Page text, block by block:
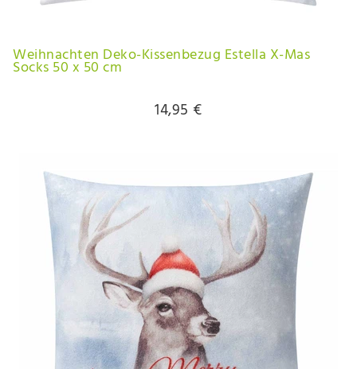
Weihnachten Deko-Kissenbezug Estella X-Mas
Socks 50 x 50 cm
14,95 €